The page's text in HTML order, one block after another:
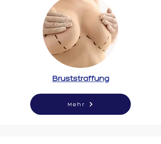
Bruststraffung
Mehr